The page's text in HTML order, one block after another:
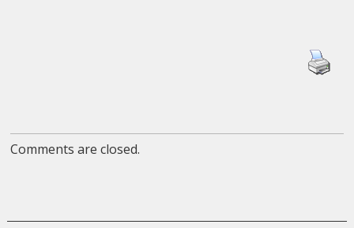
Comments are closed.